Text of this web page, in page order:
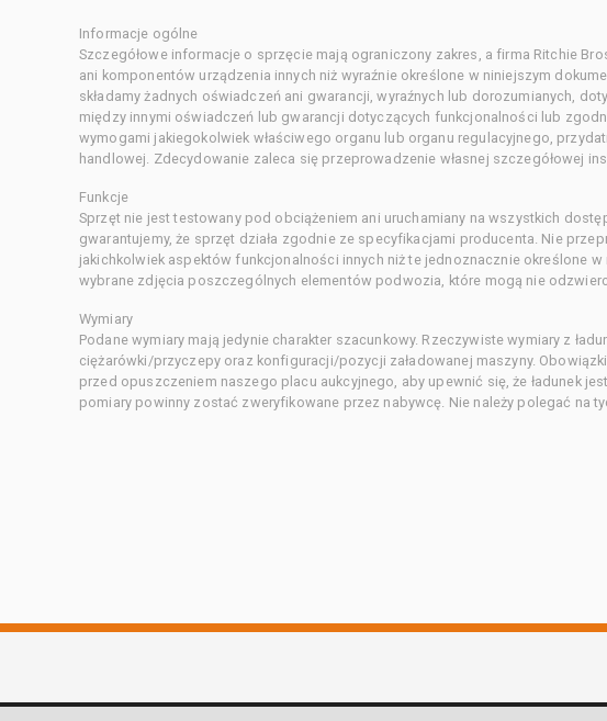
Informacje ogólne
Szczegółowe informacje o sprzęcie mają ograniczony zakres, a firma Ritchie
ani komponentów urządzenia innych niż wyraźnie określone w niniejszym
składamy żadnych oświadczeń ani gwarancji, wyraźnych lub dorozumianych,
między innymi oświadczeń lub gwarancji dotyczących funkcjonalności lub
wymogami jakiegokolwiek właściwego organu lub organu regulacyjnego,
handlowej. Zdecydowanie zaleca się przeprowadzenie własnej szczegółowej
Funkcje
Sprzęt nie jest testowany pod obciążeniem ani uruchamiany na wszystkich
gwarantujemy, że sprzęt działa zgodnie ze specyfikacjami producenta. Nie
jakichkolwiek aspektów funkcjonalności innych niż te jednoznacznie określone
wybrane zdjęcia poszczególnych elementów podwozia, które mogą nie
Wymiary
Podane wymiary mają jedynie charakter szacunkowy. Rzeczywiste wymiary z
ciężarówki/przyczepy oraz konfiguracji/pozycji załadowanej maszyny.
przed opuszczeniem naszego placu aukcyjnego, aby upewnić się, że ładunek
pomiary powinny zostać zweryfikowane przez nabywcę. Nie należy polegać na